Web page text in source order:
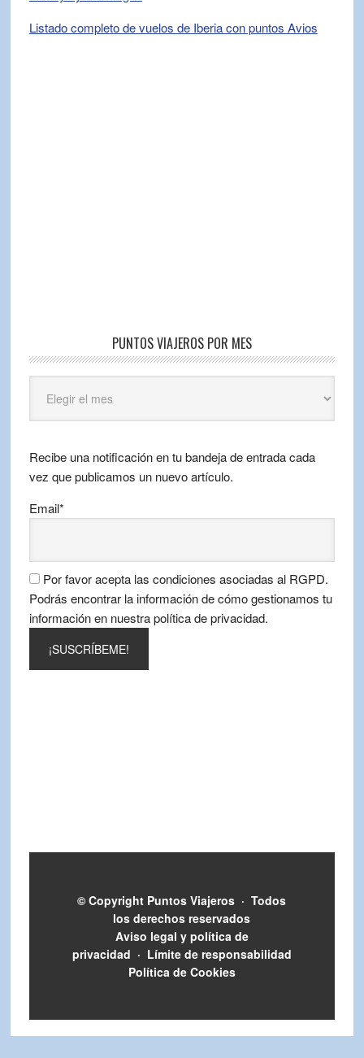
Listado completo de vuelos de Iberia con puntos Avios
PUNTOS VIAJEROS POR MES
Viajeros
por
Recibe una notificación en tu bandeja de entrada cada
vez que publicamos un nuevo artículo.
Email*
Por favor acepta las condiciones asociadas al RGPD.
Podrás encontrar la información de cómo gestionamos tu
información en nuestra política de privacidad.
© Copyright Puntos Viajeros · Todos
los derechos reservados
Aviso legal y política de
privacidad · Límite de responsabilidad
Política de Cookies